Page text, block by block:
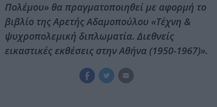
Πολέμου» θα πραγματοποιηθεί με αφορμή το
βιβλίο της Αρετής Αδαμοπούλου «Τέχνη &
ψυχροπολεμική διπλωματία. Διεθνείς
εικαστικές εκθέσεις στην Αθήνα (1950-1967)».